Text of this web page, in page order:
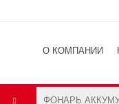
О КОМПАНИИ